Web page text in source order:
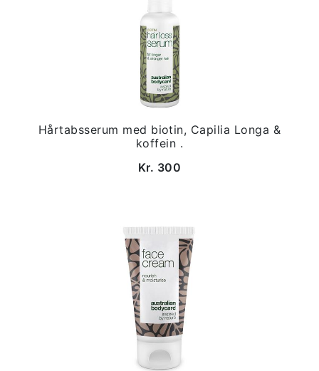
Hårtabsserum med biotin, Capilia Longa &
koffein .
Kr. 300